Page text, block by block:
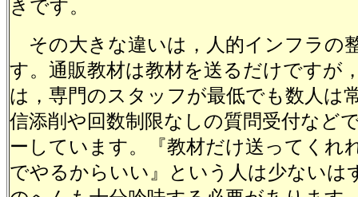
きです。
その大きな違いは，人的インフラの
す。通販教材は教材を送るだけですが
は，専門のスタッフが最低でも数人は
信添削や回数制限なしの質問受付など
ーしています。『教材だけ送ってくれ
でやるからいい』という人は少ないは